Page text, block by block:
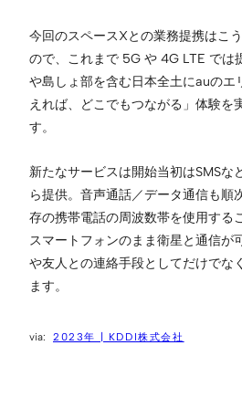
今回のスペースXとの業務提携はこ
ので、これまで 5G や 4G LTE では
や島しょ部を含む日本全土にauのエ
えれば、どこでもつながる」体験を
す。
新たなサービスは開始当初はSMSな
ら提供。音声通話／データ通信も順
存の携帯電話の周波数帯を使用する
スマートフォンのまま衛星と通信が
や友人との連絡手段としてだけでな
ます。
2023年 | KDDI株式会社